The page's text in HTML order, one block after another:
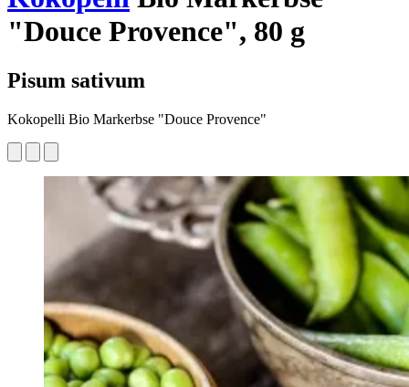
"Douce Provence", 80 g
Pisum sativum
Kokopelli Bio Markerbse "Douce Provence"